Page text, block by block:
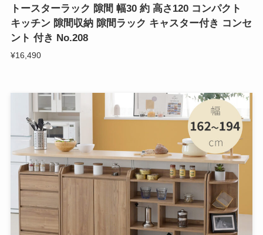
トースターラック 隙間 幅30 約 高さ120 コンパクト
キッチン 隙間収納 隙間ラック キャスター付き コンセ
ント 付き No.208
¥16,490